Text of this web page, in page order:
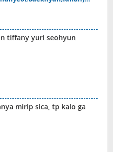
tiffany yuri seohyun
mirip sica, tp kalo ga